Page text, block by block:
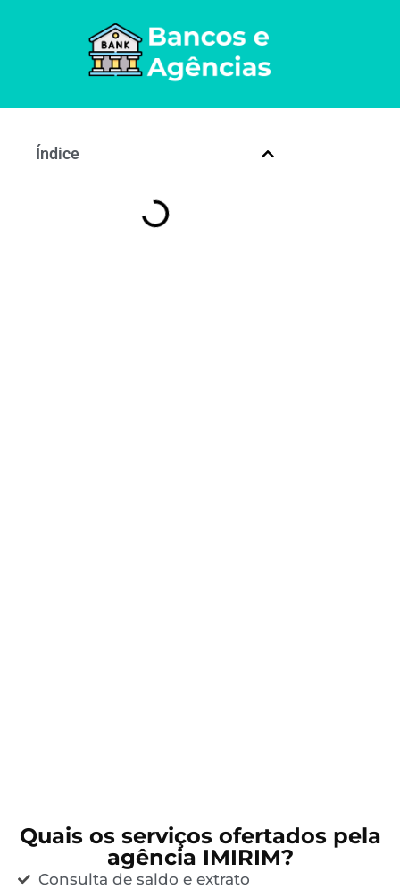
Índice
Quais os serviços ofertados pela
agência IMIRIM?
Consulta de saldo e extrato